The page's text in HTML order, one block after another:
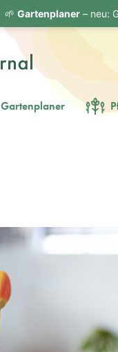
Gartenplaner
🌱 Gartenplaner– neu: